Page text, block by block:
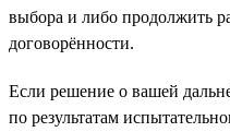
выбора и либо продолжить
договорённости.
Если решение о вашей
по результатам